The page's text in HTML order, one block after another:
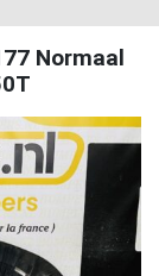
Normaal